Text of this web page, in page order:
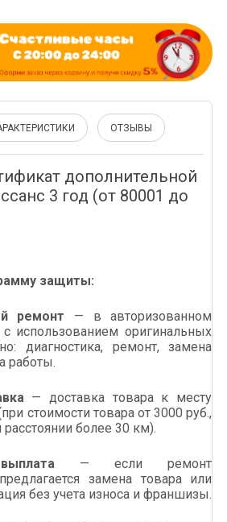
ОТЗЫВЫ
дополнительной
3 год (от 80001 до
защиты:
ремонт — в авторизованном
использованием оригинальных
диагностика, ремонт, замена
работы.
— доставка товара к месту
стоимости товара от 3000 руб.,
более 30 км).
— если ремонт
замена товара или
без учета износа и франшизы.